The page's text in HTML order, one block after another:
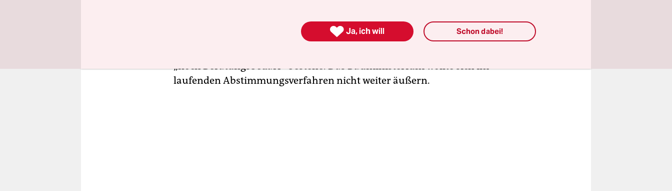
hilft, den Wohnungsmarkt zu entspannen.“ Er sei da weiterhin sehr
skeptisch und setze lieber auf schnelles und kostengünstiges Bauen.
„noch Beratungsbedarf“ bestehe. Das Bauministerium wollte sich im
laufenden Abstimmungsverfahren nicht weiter äußern.
 Ja, ich will Schon dabei!